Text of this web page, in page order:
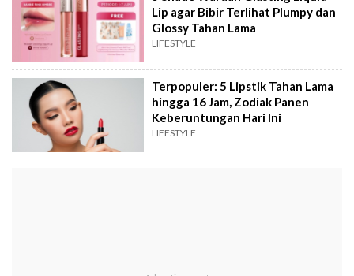
Lip agar Bibir Terlihat Plumpy dan
Glossy Tahan Lama
LIFESTYLE
Terpopuler: 5 Lipstik Tahan Lama
hingga 16 Jam, Zodiak Panen
Keberuntungan Hari Ini
LIFESTYLE